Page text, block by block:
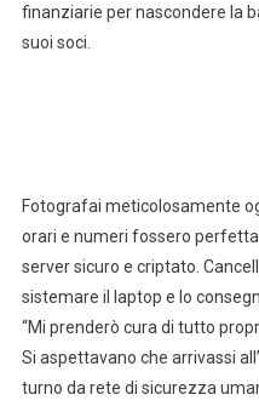
finanziarie per nascondere la
suoi soci.
Fotografai meticolosamente
orari e numeri fossero
server sicuro e criptato.
sistemare il laptop e lo
“Mi prenderò cura di tutto
Si aspettavano che arrivassi
turno da rete di sicurezza